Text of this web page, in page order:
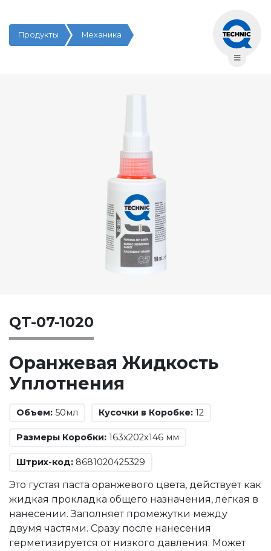
Продукты Механика
Оранжевая Жидкость
Уплотнения
QT-07-1020
Объем: 50мл Кусочки в Коробке: 12
Размеры Коробки: 163x202x146 мм
Штрих-код: 8681020425329
Это густая паста оранжевого цвета, действует как
жидкая прокладка общего назначения, легкая в
нанесении. Заполняет промежутки между
двумя частями. Сразу после нанесения
герметизируется от низкого давления. Может